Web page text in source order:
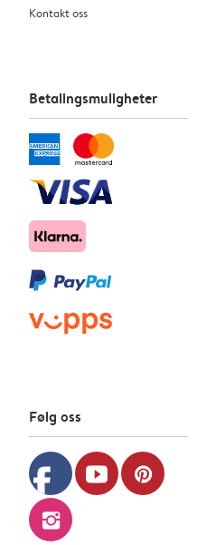
Kontakt oss
Betalingsmuligheter
Følg oss
facebook youtube pinterest
instagram